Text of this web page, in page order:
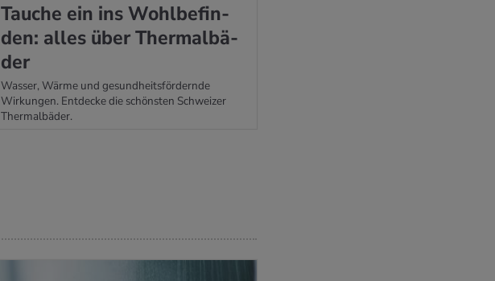
Tau­che ein ins Wohl­be­fin­
den: alles über Ther­mal­bä­
der
Wasser, Wärme und gesundheitsfördernde
Wirkungen. Entdecke die schönsten Schweizer
Thermalbäder.